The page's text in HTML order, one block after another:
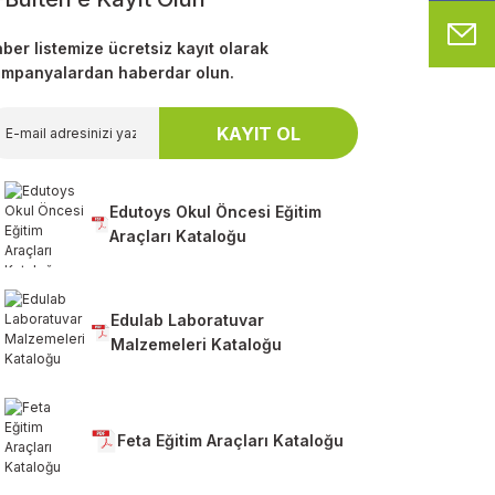
listemize ücretsiz kayıt olarak
haberdar olun.
KAYIT OL
Edutoys Okul Öncesi Eğitim
Araçları Kataloğu
Edulab Laboratuvar
Malzemeleri Kataloğu
Feta Eğitim Araçları Kataloğu